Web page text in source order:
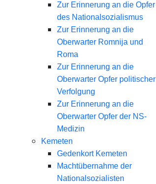
Zur Erinnerung an die Opfer
des Nationalsozialismus
Zur Erinnerung an die
Oberwarter Romnija und
Roma
Zur Erinnerung an die
Oberwarter Opfer politischer
Verfolgung
Zur Erinnerung an die
Oberwarter Opfer der NS-
Medizin
Kemeten
Gedenkort Kemeten
Machtübernahme der
Nationalsozialisten